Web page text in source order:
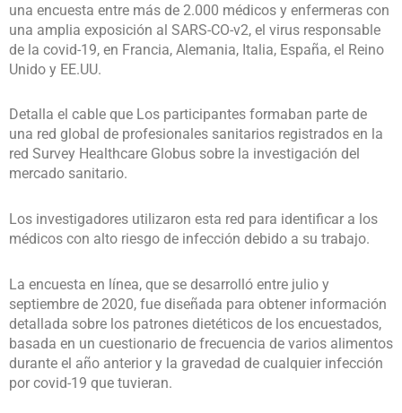
una encuesta entre más de 2.000 médicos y enfermeras con
una amplia exposición al SARS-CO-v2, el virus responsable
de la covid-19, en Francia, Alemania, Italia, España, el Reino
Unido y EE.UU.
Detalla el cable que Los participantes formaban parte de
una red global de profesionales sanitarios registrados en la
red Survey Healthcare Globus sobre la investigación del
mercado sanitario.
Los investigadores utilizaron esta red para identificar a los
médicos con alto riesgo de infección debido a su trabajo.
La encuesta en línea, que se desarrolló entre julio y
septiembre de 2020, fue diseñada para obtener información
detallada sobre los patrones dietéticos de los encuestados,
basada en un cuestionario de frecuencia de varios alimentos
durante el año anterior y la gravedad de cualquier infección
por covid-19 que tuvieran.